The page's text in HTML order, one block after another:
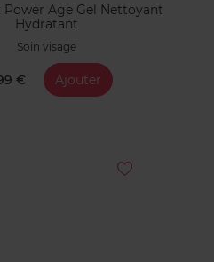
Power Age Gel Nettoyant
Hydratant
Soin visage
€ Ajouter